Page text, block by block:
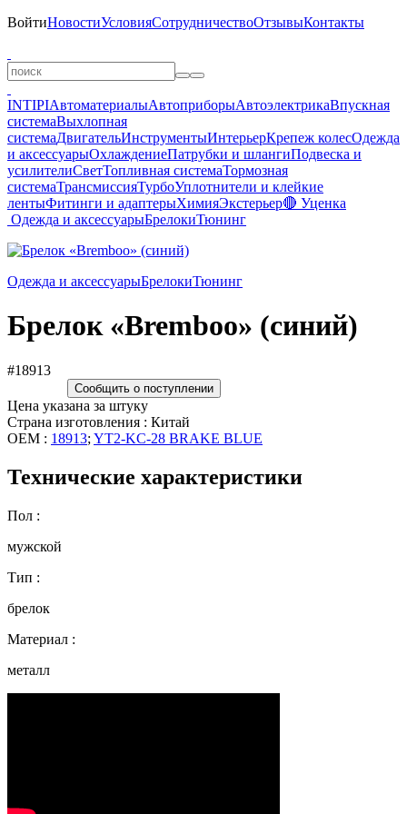
ВойтиНовостиУсловияСотрудничествоОтзывыКонтакты
INTIPIАвтоматериалыАвтоприборыАвтоэлектрикаВпускная
системаВыхлопная
системаДвигательИнструментыИнтерьерКрепеж колесОдежда
и аксессуарыОхлаждениеПатрубки и шлангиПодвеска и
усилителиСветТопливная системаТормозная
системаТрансмиссияТурбоУплотнители и клейкие
лентыФитинги и адаптерыХимияЭкстерьер🔴 Уценка
Одежда и аксессуарыБрелокиТюнинг
Одежда и аксессуарыБрелокиТюнинг
Брелoк «Bremboo» (синий)
#18913
Сообщить о поступлении
Цена указана за штуку
Страна изготовления : Китай
OEM : 18913; YT2-KC-28 BRAKE BLUE
Технические характеристики
Пол :
мужской
Тип :
брелок
Материал :
металл